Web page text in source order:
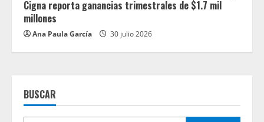
Cigna reporta ganancias trimestrales de $1.7 mil
millones
Ana Paula García 30 julio 2026
BUSCAR